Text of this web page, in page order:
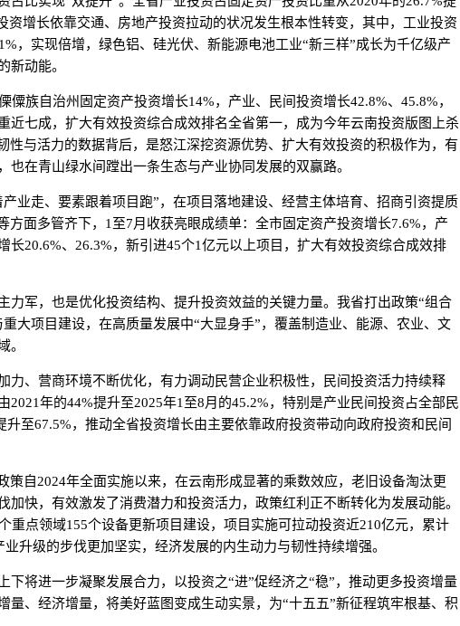
资增长依靠交通、房地产投资拉动的状况发生根本性转变，其中，工业投资
，实现倍增，绿色铝、硅光伏、新能源电池工业“新三样”成长为千亿级产
新动能。
族自治州固定资产投资增长14%，产业、民间投资增长42.8%、45.8%，
近七成，扩大有效投资综合成效排名全省第一，成为今年云南投资版图上杀
性与活力的数据背后，是怒江深挖资源优势、扩大有效投资的积极作为，有
也在青山绿水间蹚出一条生态与产业协同发展的双赢路。
走、要素跟着项目跑”，在项目落地建设、经营主体培育、招商引资提质
方面多管齐下，1至7月收获亮眼成绩单：全市固定资产投资增长7.6%，产
长20.6%、26.3%，新引进45个1亿元以上项目，扩大有效投资综合成效排
军，也是优化投资结构、提升投资效益的关键力量。我省打出政策“组合
大项目建设，在高质量发展中“大显身手”，覆盖制造业、能源、农业、文
。
、营商环境不断优化，有力调动民营企业积极性，民间投资活力持续释
2021年的44%提升至2025年1至8月的45.2%，特别是产业民间投资占全部民
升至67.5%，推动全省投资增长由主要依靠政府投资带动向政府投资和民间
自2024年全面实施以来，在云南形成显著的乘数效应，老旧设备淘汰更
加快，有效激发了消费潜力和投资活力，政策红利正不断转化为发展动能。
重点领域155个设备更新项目建设，项目实施可拉动投资近210亿元，累计
升级的步伐更加坚实，经济发展的内生动力与韧性持续增强。
将进一步凝聚发展合力，以投资之“进”促经济之“稳”，推动更多投资增量
量、经济增量，将美好蓝图变成生动实景，为“十五五”新征程筑牢根基、积